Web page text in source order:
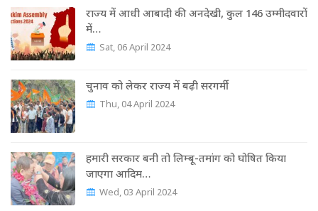
राज्‍य में आधी आबादी की अनदेखी, कुल 146 उम्‍मीदवारों
में…
Sat, 06 April 2024
चुनाव को लेकर राज्‍य में बढ़ी सरगर्मी
Thu, 04 April 2024
हमारी सरकार बनी तो लिम्बू-तमांग को घोषित किया
जाएगा आदिम…
Wed, 03 April 2024